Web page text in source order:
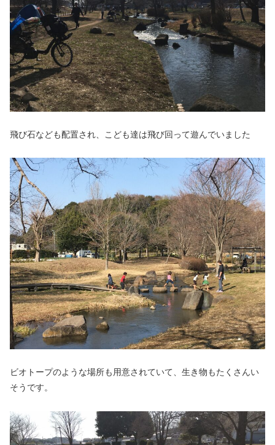
飛び石なども配置され、こども達は飛び回って遊んでいました
ビオトープのような場所も用意されていて、生き物もたくさんい
そうです。